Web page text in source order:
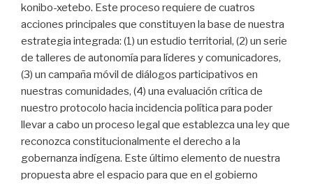
konibo-xetebo. Este proceso requiere de cuatros
acciones principales que constituyen la base de nuestra
estrategia integrada: (1) un estudio territorial, (2) un serie
de talleres de autonomía para líderes y comunicadores,
(3) un campaña móvil de diálogos participativos en
nuestras comunidades, (4) una evaluación crítica de
nuestro protocolo hacia incidencia política para poder
llevar a cabo un proceso legal que establezca una ley que
reconozca constitucionalmente el derecho a la
gobernanza indígena. Este último elemento de nuestra
propuesta abre el espacio para que en el gobierno